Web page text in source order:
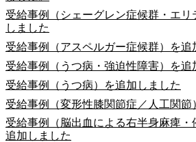
受給事例（シェーグレン症候群・エ
しました
受給事例（アスペルガー症候群）を追
受給事例（うつ病・強迫性障害）を追
受給事例（うつ病）を追加しました
受給事例（変形性膝関節症／人工関節
受給事例（脳出血による右半身麻痺
追加しました